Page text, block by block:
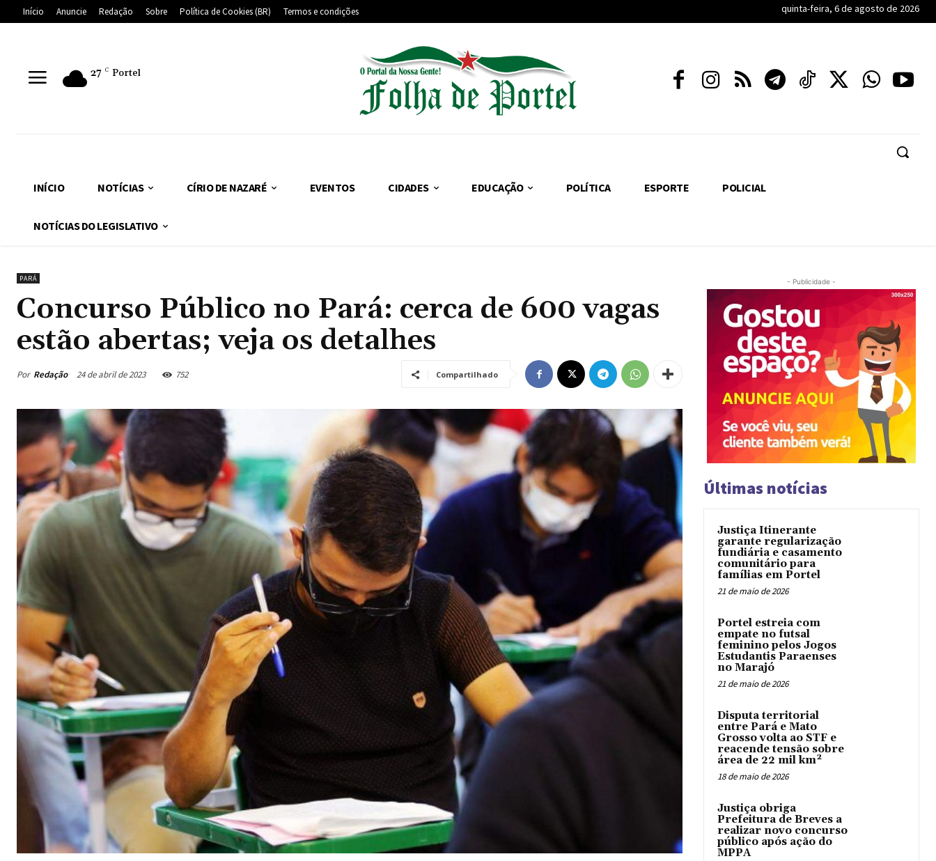
Início Anuncie Redação Sobre Política de Cookies (BR) Termos e condições quinta-feira, 6 de agosto de 2026
27 C Portel
INÍCIO NOTÍCIAS CÍRIO DE NAZARÉ EVENTOS CIDADES EDUCAÇÃO POLÍTICA ESPORTE POLICIAL
NOTÍCIAS DO LEGISLATIVO
PARÁ
Concurso Público no Pará: cerca de 600 vagas
estão abertas; veja os detalhes
Por Redação 24 de abril de 2023 752 Compartilhado
- Publicidade -
Últimas notícias
Justiça Itinerante
garante regularização
fundiária e casamento
comunitário para
famílias em Portel
21 de maio de 2026
Portel estreia com
empate no futsal
feminino pelos Jogos
Estudantis Paraenses
no Marajó
21 de maio de 2026
Disputa territorial
entre Pará e Mato
Grosso volta ao STF e
reacende tensão sobre
área de 22 mil km²
18 de maio de 2026
Justiça obriga
Prefeitura de Breves a
realizar novo concurso
público após ação do
MPPA